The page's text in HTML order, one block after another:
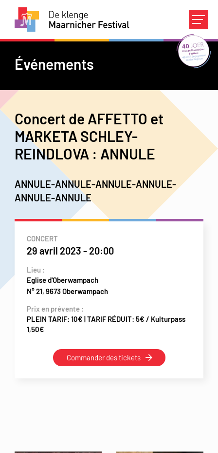
Appuis financiers Médias Contact
FR | DE
Agenda
Concours
À propos du DKMF
Infos pratiques
Événements
Concert de AFFETTO et
MARKETA SCHLEY-
REINDLOVA : ANNULE
ANNULE-ANNULE-ANNULE-ANNULE-
ANNULE-ANNULE
CONCERT
29 avril 2023 - 20:00
Lieu :
Eglise d'Oberwampach
N° 21, 9673 Oberwampach
Prix en prévente :
PLEIN TARIF: 10€ | TARIF RÉDUIT: 5€ / Kulturpass
1,50€
Commander des tickets